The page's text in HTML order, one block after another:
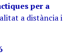
per a
a distància i